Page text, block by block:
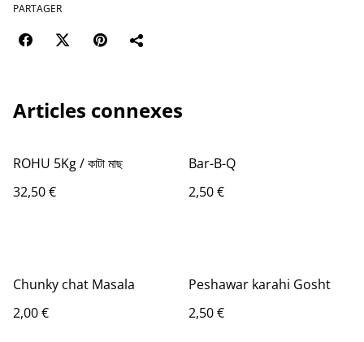
PARTAGER
Articles connexes
ROHU 5Kg / কাটা মাছ
32,50 €
Bar-B-Q
2,50 €
Chunky chat Masala
2,00 €
Peshawar karahi Gosht
2,50 €